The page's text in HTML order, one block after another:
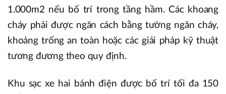
1.000m2 nếu bố trí trong tầng hầm. Các khoang
cháy phải được ngăn cách bằng tường ngăn cháy,
khoảng trống an toàn hoặc các giải pháp kỹ thuật
tương đương theo quy định.
Khu sạc xe hai bánh điện được bố trí tối đa 150